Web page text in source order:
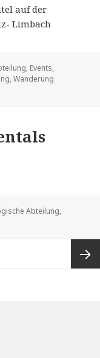
auf der
Limbach
, Events,
,Wanderung
Marcus
Abteilung,